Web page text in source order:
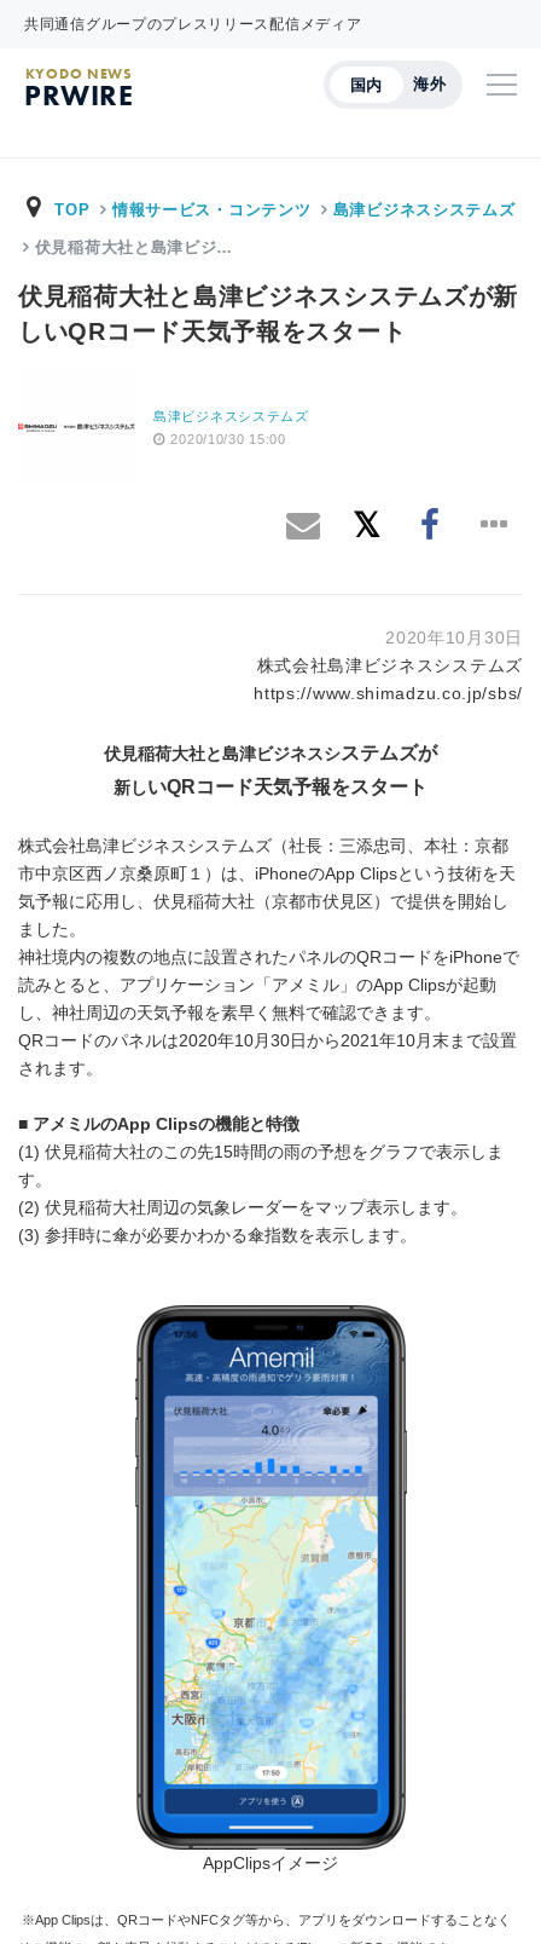
共同通信グループのプレスリリース配信メディア
国内 海外
KYODO NEWS
PRWIRE
TOP 情報サービス・コンテンツ 島津ビジネスシステムズ
伏見稲荷大社と島津ビジ…
伏見稲荷大社と島津ビジネスシステムズが新
しいQRコード天気予報をスタート
島津ビジネスシステムズ
2020/10/30 15:00
2020年10月30日
株式会社島津ビジネスシステムズ
https://www.shimadzu.co.jp/sbs/
伏見稲荷大社と島津ビジネスシステムズが
新しいQRコード天気予報をスタート
株式会社島津ビジネスシステムズ（社長：三添忠司、本社：京都
市中京区西ノ京桑原町１）は、iPhoneのApp Clipsという技術を天
気予報に応用し、伏見稲荷大社（京都市伏見区）で提供を開始し
ました。
神社境内の複数の地点に設置されたパネルのQRコードをiPhoneで
読みとると、アプリケーション「アメミル」のApp Clipsが起動
し、神社周辺の天気予報を素早く無料で確認できます。
QRコードのパネルは2020年10月30日から2021年10月末まで設置
されます。
■ アメミルのApp Clipsの機能と特徴
(1) 伏見稲荷大社のこの先15時間の雨の予想をグラフで表示しま
す。
(2) 伏見稲荷大社周辺の気象レーダーをマップ表示します。
(3) 参拝時に傘が必要かわかる傘指数を表示します。
AppClipsイメージ
※App Clipsは、QRコードやNFCタグ等から、アプリをダウンロードすることなく